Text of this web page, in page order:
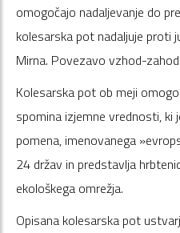
omogočajo nadaljevanje do
kolesarska pot nadaljuje proti
Mirna. Povezavo vzhod-
Kolesarska pot ob meji
spomina izjemne vrednosti, ki
pomena, imenovanega
24 držav in predstavlja
ekološkega omrežja.
Opisana kolesarska pot